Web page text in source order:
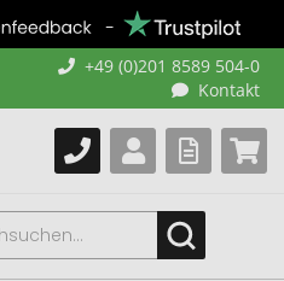
+49 (0)201 8589 504-0
Kontakt